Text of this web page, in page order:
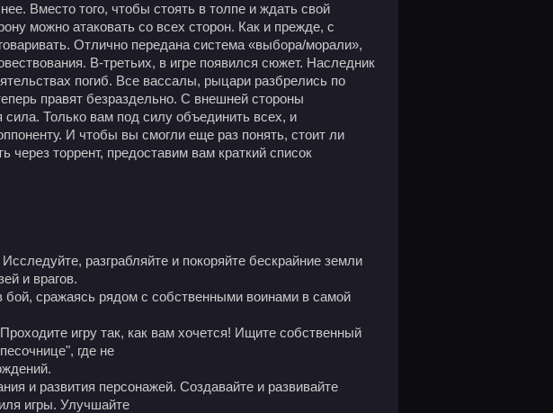
Вместо того, чтобы стоять в толпе и ждать свой
можно атаковать со всех сторон. Как и прежде, с
Отлично передана система «выбора/морали»,
В-третьих, в игре появился сюжет. Наследник
погиб. Все вассалы, рыцари разбрелись по
правят безраздельно. С внешней стороны
сила. Только вам под силу объединить всех, и
И чтобы вы смогли еще раз понять, стоит ли
через торрент, предоставим вам краткий список
Исследуйте, разграбляйте и покоряйте бескрайние земли
и врагов.
сражаясь рядом с собственными воинами в самой
игру так, как вам хочется! Ищите собственный
где не
и развития персонажей. Создавайте и развивайте
игры. Улучшайте